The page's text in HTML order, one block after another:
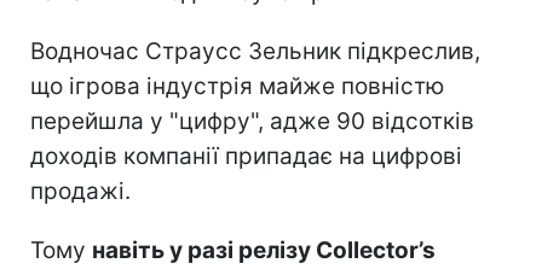
Водночас Страусс Зельник підкреслив,
що ігрова індустрія майже повністю
перейшла у "цифру", адже 90 відсотків
доходів компанії припадає на цифрові
продажі.
Тому навіть у разі релізу Collector’s